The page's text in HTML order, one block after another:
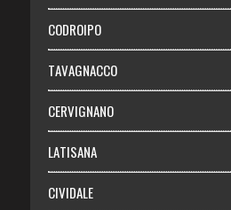
Necrologie
Chi siamo
Abbonati
Login
CODROIPO
TAVAGNACCO
CERVIGNANO
LATISANA
CIVIDALE